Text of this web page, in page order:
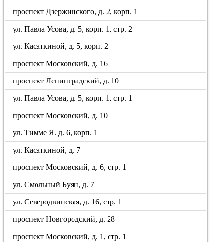
проспект Дзержинского, д. 2, корп. 1
ул. Павла Усова, д. 5, корп. 1, стр. 2
ул. Касаткиной, д. 5, корп. 2
проспект Московский, д. 16
проспект Ленинградский, д. 10
ул. Павла Усова, д. 5, корп. 1, стр. 1
проспект Московский, д. 10
ул. Тимме Я. д. 6, корп. 1
ул. Касаткиной, д. 7
проспект Московский, д. 6, стр. 1
ул. Смольный Буян, д. 7
ул. Северодвинская, д. 16, стр. 1
проспект Новгородский, д. 28
проспект Московский, д. 1, стр. 1